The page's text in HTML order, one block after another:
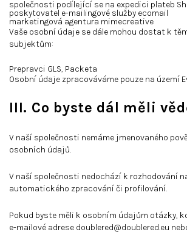
společnosti podílející se na expedici plateb
poskytovatel e-mailingové služby ecomail
marketingová agentura mimecreative
Vaše osobní údaje se dále mohou dostat k
subjektům:
Prepravci GLS, Packeta
Osobní údaje zpracováváme pouze na území
III. Co byste dál měli
V naší společnosti nemáme jmenovaného
osobních údajů.
V naší společnosti nedochází k rozhodování
automatického zpracování či profilování.
Pokud byste měli k osobním údajům otázky,
e-mailové adrese doublered@doublered.eu